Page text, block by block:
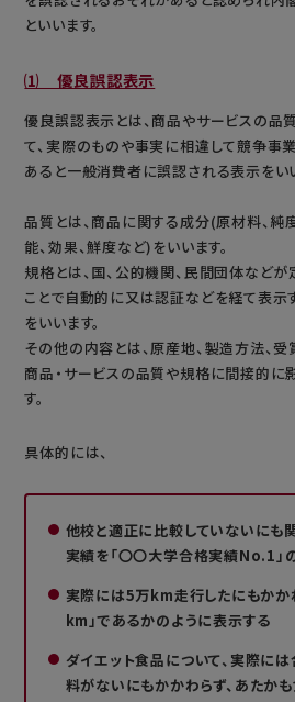
といいます。
⑴ 優良誤認表示
優良誤認表示とは、商品やサービスの品
て、実際のものや事実に相違して競争事
あると一般消費者に誤認される表示をい
品質とは、商品に関する成分(原材料、純
能、効果、鮮度など)をいいます。
規格とは、国、公的機関、民間団体など
ことで自動的に又は認証などを経て表示
をいいます。
その他の内容とは、原産地、製造方法、受
商品・サービスの品質や規格に間接的に
す。
具体的には、
他校と適正に比較していないにも
実績を「〇〇大学合格実績No.1」
実際には5万km走行したにもかか
km」であるかのように表示する
ダイエット食品について、実際に
料がないにもかかわらず、あたか